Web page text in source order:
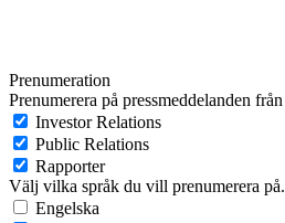
Prenumeration
Prenumerera på pressmeddelanden från
Investor Relations
Public Relations
Rapporter
Välj vilka språk du vill prenumerera på.
Engelska